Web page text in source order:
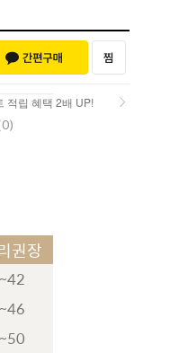
적립 혜택 2배 UP!
적립 혜택 2배 UP!
권장
~42
~46
~50